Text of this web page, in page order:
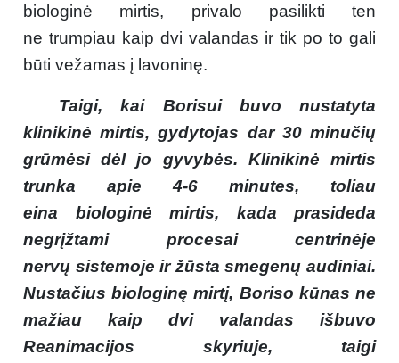
biologinė mirtis, privalo pasilikti ten
ne trumpiau kaip dvi valandas ir tik po to gali
būti vežamas į lavoninę.
Taigi, kai Borisui buvo nustatyta
klinikinė mirtis, gydytojas dar 30 minučių
grūmėsi dėl jo gyvybės. Klinikinė mirtis
trunka apie 4-6 minutes, toliau
eina biologinė mirtis, kada prasideda
negrįžtami procesai centrinėje
nervų sistemoje ir žūsta smegenų audiniai.
Nustačius biologinę mirtį, Boriso kūnas ne
mažiau kaip dvi valandas išbuvo
Reanimacijos skyriuje, taigi